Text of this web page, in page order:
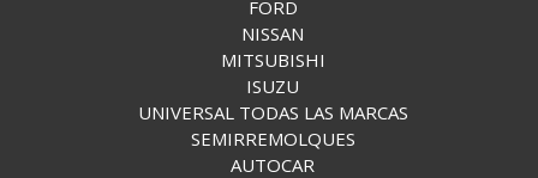
FORD
NISSAN
MITSUBISHI
ISUZU
UNIVERSAL TODAS LAS MARCAS
SEMIRREMOLQUES
AUTOCAR